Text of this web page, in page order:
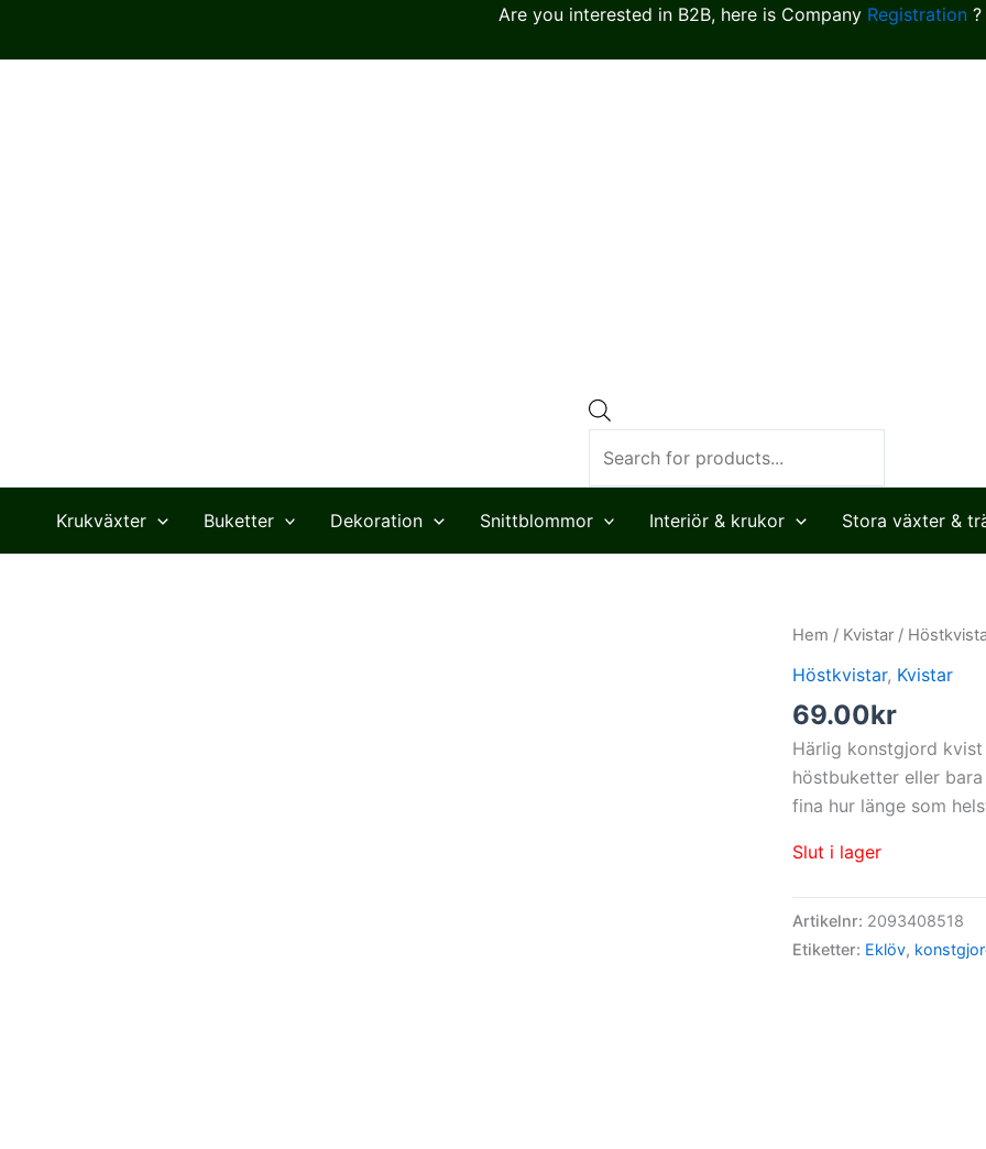
Are you interested in B2B, here is Company Registration?
Krukväxter Buketter Dekoration Snittblommor Interiör & krukor Stora växter &
Hem / Kvistar /
Höstkvistar, Kvistar
69.00kr
Härlig konstgjord
höstbuketter eller
fina hur länge som
Slut i lager
Artikelnr: 2093408518
Etiketter: Eklöv,